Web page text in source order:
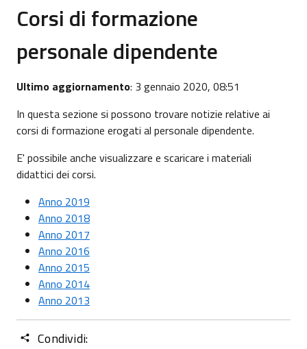
Corsi di formazione
personale dipendente
Ultimo aggiornamento: 3 gennaio 2020, 08:51
In questa sezione si possono trovare notizie relative ai
corsi di formazione erogati al personale dipendente.
E' possibile anche visualizzare e scaricare i materiali
didattici dei corsi.
Anno 2019
Anno 2018
Anno 2017
Anno 2016
Anno 2015
Anno 2014
Anno 2013
Condividi: